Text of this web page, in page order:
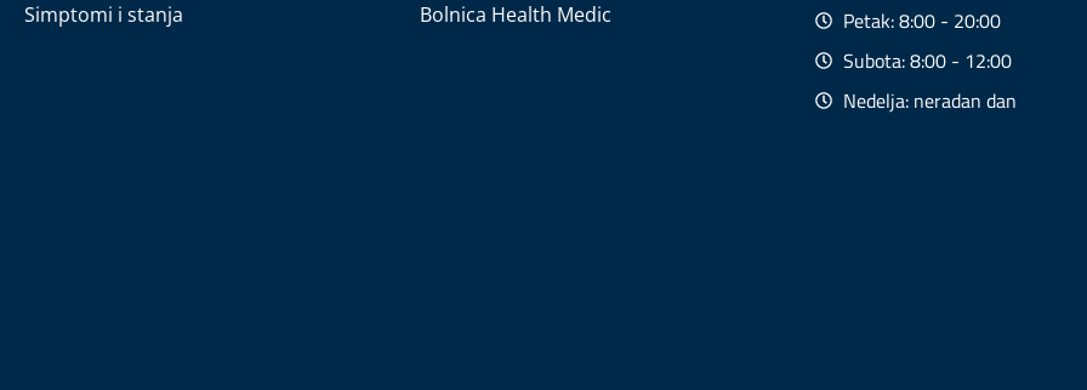
Simptomi i stanja
Bolnica Health Medic
Petak: 8:00 - 20:00
Subota: 8:00 - 12:00
Nedelja: neradan dan